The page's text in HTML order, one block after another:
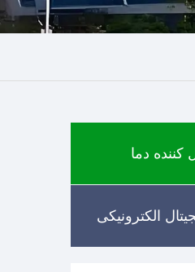
کننده دما
الکترونیکی